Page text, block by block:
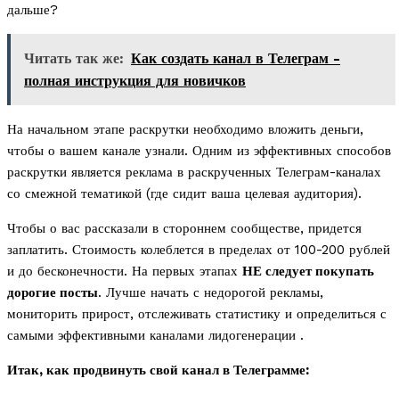
дальше?
Читать так же: Как создать канал в Телеграм -
полная инструкция для новичков
На начальном этапе раскрутки необходимо вложить деньги,
чтобы о вашем канале узнали. Одним из эффективных способов
раскрутки является реклама в раскрученных Телеграм-каналах
со смежной тематикой (где сидит ваша целевая аудитория).
Чтобы о вас рассказали в стороннем сообществе, придется
заплатить. Стоимость колеблется в пределах от 100-200 рублей
и до бесконечности. На первых этапах НЕ следует покупать
дорогие посты. Лучше начать с недорогой рекламы,
мониторить прирост, отслеживать статистику и определиться с
самыми эффективными каналами лидогенерации .
Итак, как продвинуть свой канал в Телеграмме: